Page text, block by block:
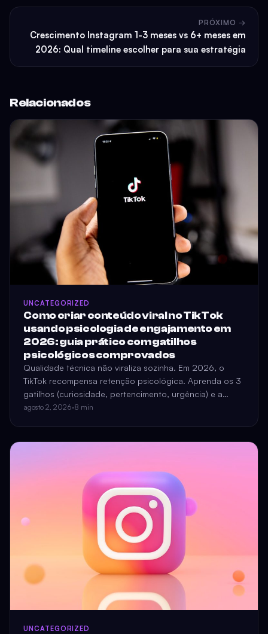
PRÓXIMO →
Crescimento Instagram 1-3 meses vs 6+ meses em
2026: Qual timeline escolher para sua estratégia
Relacionados
UNCATEGORIZED
Como criar conteúdo viral no TikTok
usando psicologia de engajamento em
2026: guia prático com gatilhos
psicológicos comprovados
Qualidade técnica não viraliza sozinha. Em 2026, o
TikTok recompensa retenção psicológica. Aprenda os 3
gatilhos (curiosidade, pertencimento, urgência) e a
estrutura dos primeiros 3 segundos que impede o
agosto 2, 2026·8 min
UNCATEGORIZED